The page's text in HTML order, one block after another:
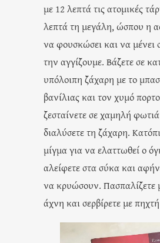
με 12 λεπτά τις ατομικές
λεπτά τη μεγάλη, ώσπου η
να φουσκώσει και να μένει
την αγγίζουμε. Βάζετε σε
υπόλοιπη ζάχαρη με το
βανίλιας και τον χυμό
ζεσταίνετε σε χαμηλή
διαλύσετε τη ζάχαρη.
μίγμα για να ελαττωθεί ο
αλείφετε στα σύκα και
να κρυώσουν. Πασπαλίζετε
άχνη και σερβίρετε με